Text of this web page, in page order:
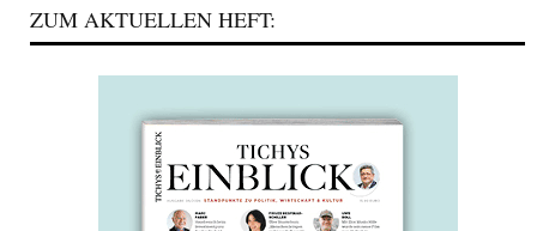
ZUM AKTUELLEN HEFT: